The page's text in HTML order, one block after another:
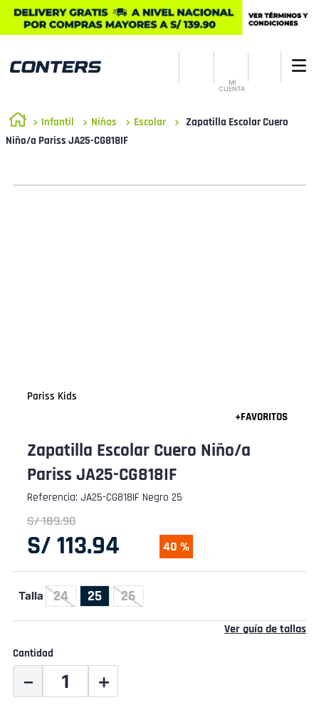
MI
CUENTA
Infantil Niños Escolar
Zapatilla Escolar Cuero
Niño/a Pariss JA25-CG818IF
Pariss Kids
Zapatilla Escolar Cuero Niño/a
Pariss JA25-CG818IF
Referencia: JA25-CG818IF Negro 25
S/189.90
S/ 113.94 40 %
Talla 24 25 26
Ver guía de tallas
Cantidad
＋
－